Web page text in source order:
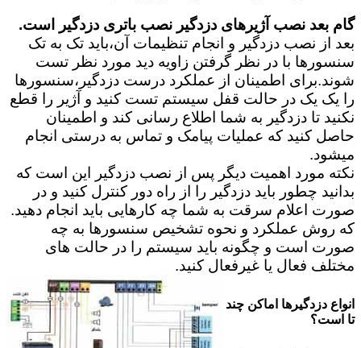
گام بعد نصب آژیرهای دزدگیر نصب باتری دزدگیر است.
بعد از نصب دزدگیر و انجام تنظیمات آن،باید تک به تک
سنسورها با در نظر گرفتن زاویه دید مورد نظر تست
شوند.برای اطمینان از عملکرد درست دزدگیر،سنسورها
را یک یک در حالت قفل سیستم تست کنید و آژیر را قطع
نکنید تا دزدگیر به شما اطلاع رسانی کند و اطمینان
حاصل کنید که عملیات پیامک و تماس به درستی انجام
میشود.
نکته مورد اهمیت دیگر پس از نصب دزدگیر این است که
بدانید چطور باید دزدگیر را از راه دور کنترل کنید و در
صورت اعلام سرقت به شما چه کارهایی باید انجام دهید.
که روش عملکرد و نحوه تشخیص سنسورها به چه
صورت است و چگونه باید سیستم را در حالت های
مختلف فعال یا غیرفعال کنید.
انواع دزدگیرها اماکن چند
تا است؟